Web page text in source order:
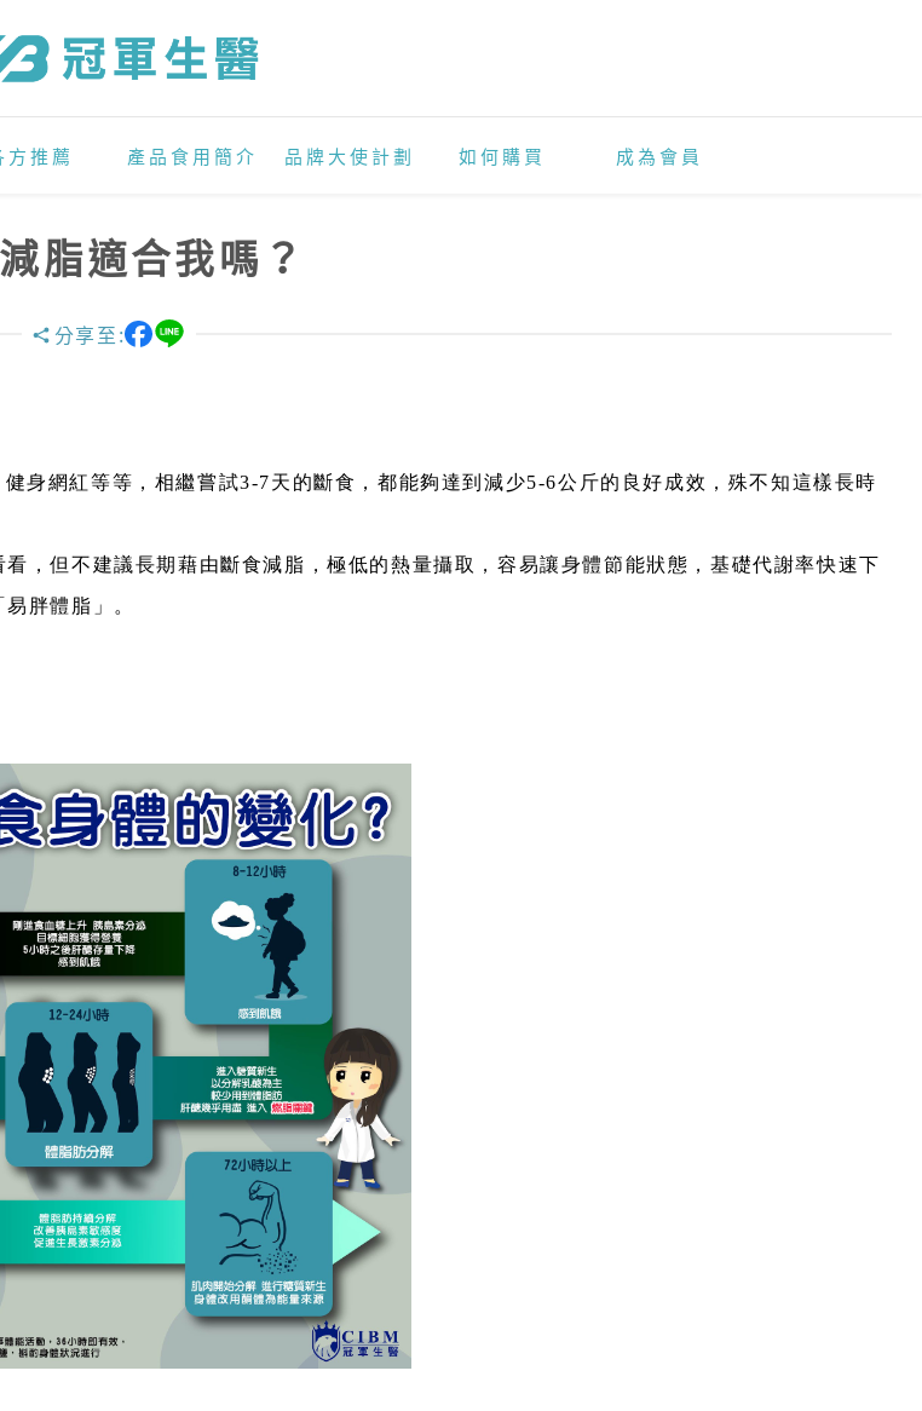
方推薦 產品食用簡介 品牌大使計劃 如何購買 成為會員
脂適合我嗎？
分享至:
身網紅等等，相繼嘗試3-7天的斷食，都能夠達到減少5-6公斤的良好成效，殊不知這樣長時
，但不建議長期藉由斷食減脂，極低的熱量攝取，容易讓身體節能狀態，基礎代謝率快速下
胖體脂」。